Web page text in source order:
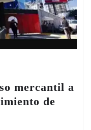
mercantil a
de